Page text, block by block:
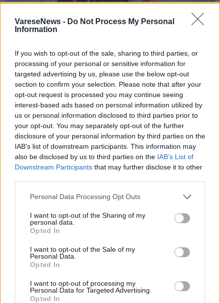
VareseNews - Do Not Process My Personal
Information
If you wish to opt-out of the sale, sharing to third parties, or
processing of your personal or sensitive information for
targeted advertising by us, please use the below opt-out
section to confirm your selection. Please note that after your
opt-out request is processed you may continue seeing
interest-based ads based on personal information utilized by
us or personal information disclosed to third parties prior to
your opt-out. You may separately opt-out of the further
disclosure of your personal information by third parties on the
IAB’s list of downstream participants. This information may
also be disclosed by us to third parties on the IAB’s List of
Downstream Participants that may further disclose it to other
Personal Data Processing Opt Outs
I want to opt-out of the Sharing of my
personal data.
Opted In
I want to opt-out of the Sale of my
Personal Data.
Opted In
I want to opt-out of processing my
Personal Data for Targeted Advertising.
Opted In
CASTIGLIONE OLONA
Dai pettini alle borracce, i favolosi
settant’anni di Andriolo Srl tra
tradizione e innovazione